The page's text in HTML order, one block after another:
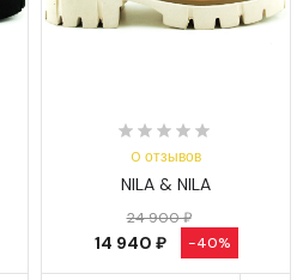
0 отзывов
NILA & NILA
24 900 ₽
14 940 ₽ -40%